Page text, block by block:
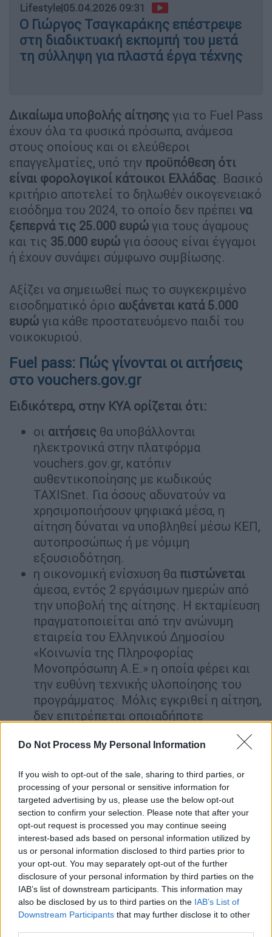
Do Not Process My Personal Information
If you wish to opt-out of the sale, sharing to third parties, or
processing of your personal or sensitive information for
targeted advertising by us, please use the below opt-out
section to confirm your selection. Please note that after your
opt-out request is processed you may continue seeing
interest-based ads based on personal information utilized by
us or personal information disclosed to third parties prior to
your opt-out. You may separately opt-out of the further
disclosure of your personal information by third parties on the
IAB’s list of downstream participants. This information may
also be disclosed by us to third parties on the IAB’s List of
Downstream Participants that may further disclose it to other
Lifestyle|05.04.2026 09:31
Ο Γιώργος Τσαγκαράκης επέστρεψε
στη διαδικτυακή εκπομπή του μετά
τη σύλληψη για πλαστά έργα τέχνης
Δικαίωμα υποβολής αίτησης για το Fuel Pass
έχουν όλα τα φυσικά πρόσωπα, ανάμεσα
στους οποίους και οι ελεύθεροι
επαγγελματίες, υπό την προϋπόθεση ότι
είναι φορολογικοί κάτοικοι Ελλάδας. Βασικό
κριτήριο αποτελεί το δηλωθέν οικογενειακό
εισόδημα του 2024, το οποίο δεν πρέπει να
ξεπερνά τις 25.000 ευρώ για τους άγαμους
και τις 35.000 ευρώ για όσους είναι έγγαμοι
ή έχουν συνάψει σύμφωνο συμβίωσης.
Αξίζει να σημειωθεί πως το συγκεκριμένο
εισοδηματικό όριο αυξάνεται κατά 5.000
ευρώ για κάθε προστατευόμενο παιδί του
νοικοκυριού.
Fuel pass: Πώς γίνονται οι αιτήσεις
στο vouchers.gov.gr
Ειδικότερα, στην ΚΥΑ ορίζεται ότι:
οι αιτήσεις θα υποβάλλονται
ηλεκτρονικά στην πλατφόρμα
vouchers.gov.gr, κατόπιν
αυθεντικοποίησης με κωδικούς
TAXISnet. Για όσους αδυνατούν να
χρησιμοποιήσουν ψηφιακά μέσα, η
αίτηση δύναται να υποβληθεί μέσω ΚΕΠ,
αυτοπροσώπως ή με νόμιμη
εξουσιοδότηση.
η οικονομική ενίσχυση θα πιστώνεται
άμεσα, εντός 2 εργάσιμων ημερών από
την υποβολή της αίτησης. Η εκταμίευση
πραγματοποιείται από την ανώνυμη
εταιρεία του Ελληνικού Δημοσίου
«Κοινωνία της Πληροφορίας
Μονοπρόσωπη Α.Ε.» η οποία φέρει και
την ευθύνη τεχνικής υλοποίησης του
προγράμματος. Μόλις εγκριθεί η αίτηση,
δεν επιτρέπεται οποιαδήποτε
Μετά την έγκριση της αίτησης, η ΚτΠ Μ.Α.Ε.
διαβιβάζει εγκριτική απόφαση στο
συνεργαζόμενο πιστωτικό ίδρυμα, το οποίο,
στη συνέχεια αποστέλλει στον δικαιούχο:
Γραπτό μήνυμα (SMS) στο δηλωθέν
κινητό τηλέφωνο με οδηγίες
Μήνυμα ηλεκτρονικού ταχυδρομείου (e-
mail) με ενσωματωμένο σύνδεσμο
ενεργοποίησης